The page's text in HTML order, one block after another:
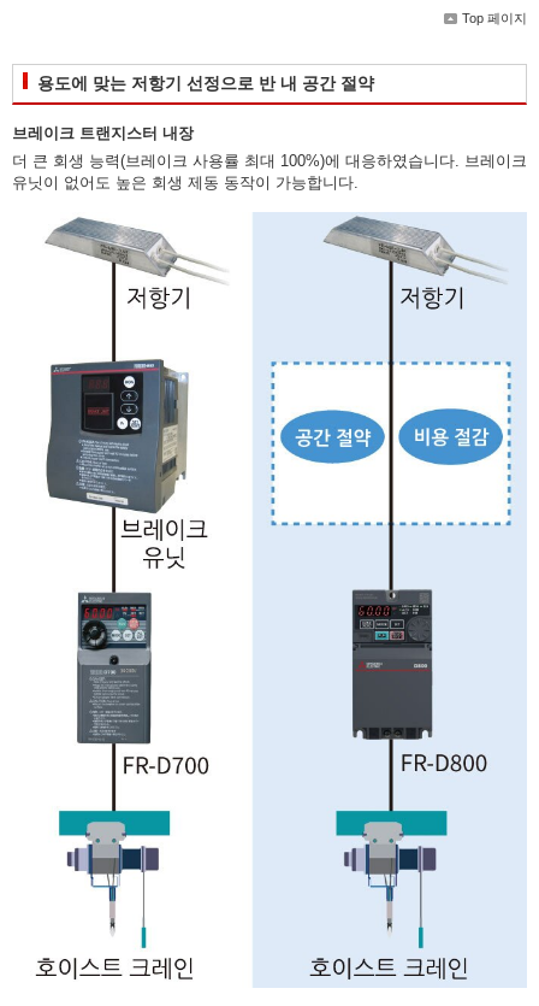
Top 페이지
용도에 맞는 저항기 선정으로 반 내 공간 절약
브레이크 트랜지스터 내장
더 큰 회생 능력(브레이크 사용률 최대 100%)에 대응하였습니다. 브레이크
유닛이 없어도 높은 회생 제동 동작이 가능합니다.